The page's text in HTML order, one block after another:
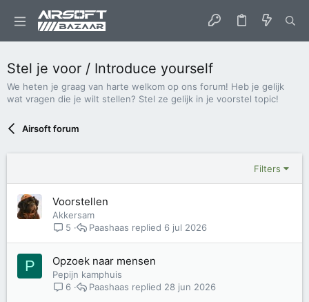
Stel je voor / Introduce yourself
We heten je graag van harte welkom op ons forum! Heb je gelijk
wat vragen die je wilt stellen? Stel ze gelijk in je voorstel topic!
Airsoft forum
Filters
Voorstellen
Akkersam
5
6 jul 2026
Paashaas
P Opzoek naar mensen
Pepijn kamphuis
6
28 jun 2026
Paashaas